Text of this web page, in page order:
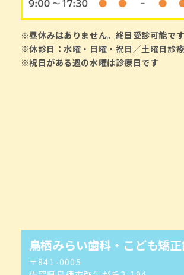
※昼休みはありません。終日受診可能です
※休診日：水曜・日曜・祝日／土曜日診
※祝日がある週の水曜は診療日です
鳥栖みらい歯科・こども矯
〒841-0005